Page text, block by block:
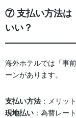
⑦ 支払い方法は
いい？
海外ホテルでは「事
ーンがあります。
支払い方法 ：メリッ
現地払い ：為替レー